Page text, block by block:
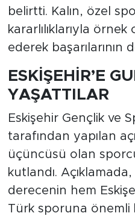
belirtti. Kalın, özel
kararlılıklarıyla örnek
ederek başarılarının
ESKİŞEHİR’E
YAŞATTILAR
Eskişehir Gençlik ve
tarafından yapılan
üçüncüsü olan
kutlandı.
derecenin hem
Türk sporuna önemli